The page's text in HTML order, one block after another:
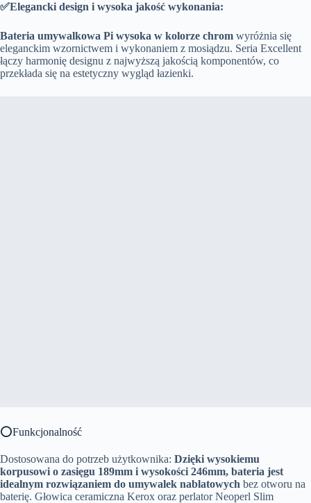
✅Elegancki design i wysoka jakość wykonania:
Bateria umywalkowa Pi wysoka w kolorze chrom wyróżnia się
eleganckim wzornictwem i wykonaniem z mosiądzu. Seria Excellent
łączy harmonię designu z najwyższą jakością komponentów, co
przekłada się na estetyczny wygląd łazienki.
⭕Funkcjonalność
Dostosowana do potrzeb użytkownika: Dzięki wysokiemu
korpusowi o zasięgu 189mm i wysokości 246mm, bateria jest
idealnym rozwiązaniem do umywalek nablatowych bez otworu na
baterię. Głowica ceramiczna Kerox oraz perlator Neoperl Slim